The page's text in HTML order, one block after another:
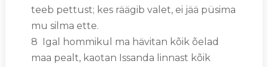
teeb pettust; kes räägib valet, ei jää püsima
mu silma ette.
8 Igal hommikul ma hävitan kõik õelad
maa pealt, kaotan Issanda linnast kõik